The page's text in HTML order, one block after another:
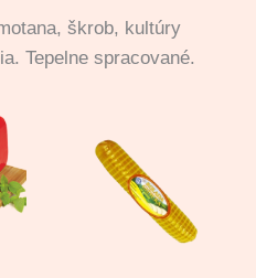
škrob, kultúry
Tepelne spracované.